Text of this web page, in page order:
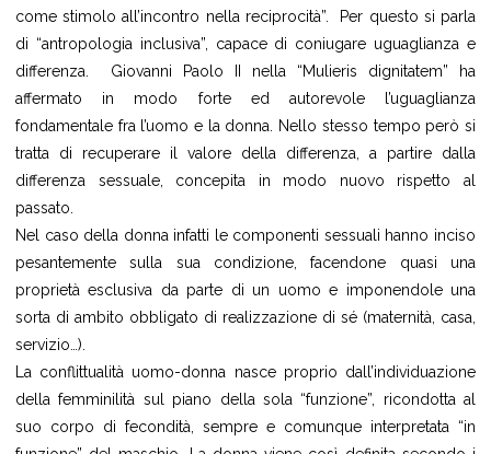
come stimolo all’incontro nella reciprocità”. Per questo si parla
di “antropologia inclusiva”, capace di coniugare uguaglianza e
differenza. Giovanni Paolo II nella “Mulieris dignitatem” ha
affermato in modo forte ed autorevole l’uguaglianza
fondamentale fra l’uomo e la donna. Nello stesso tempo però si
tratta di recuperare il valore della differenza, a partire dalla
differenza sessuale, concepita in modo nuovo rispetto al
passato.
Nel caso della donna infatti le componenti sessuali hanno inciso
pesantemente sulla sua condizione, facendone quasi una
proprietà esclusiva da parte di un uomo e imponendole una
sorta di ambito obbligato di realizzazione di sé (maternità, casa,
servizio…).
La conflittualità uomo-donna nasce proprio dall’individuazione
della femminilità sul piano della sola “funzione”, ricondotta al
suo corpo di fecondità, sempre e comunque interpretata “in